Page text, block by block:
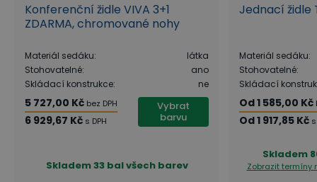
Konferenční židle VIVA 3+1
ZDARMA, chromované nohy
Materiál sedáku:
látka
Stohovatelné:
ano
Skládací konstrukce: ne
5 727,00 Kč bez DPH
6 929,67 Kč s DPH
Vybrat
barvu
Skladem33 bal všech barev
Jednací židle
Materiál sedáku:
Stohovatelné:
Skládací
Od1 585,00 Kč
Od1 917,85 Kč
Skladem
Zobrazit